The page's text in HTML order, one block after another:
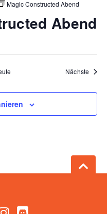
Magic Constructed Abend
Abend
Nächste